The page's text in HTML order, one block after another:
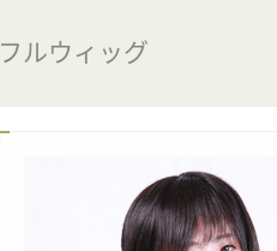
フルウィッグ